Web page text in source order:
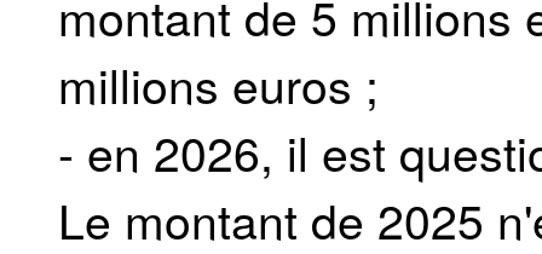
montant de 5 millions
millions euros ;
- en 2026, il est
Le montant de 2025